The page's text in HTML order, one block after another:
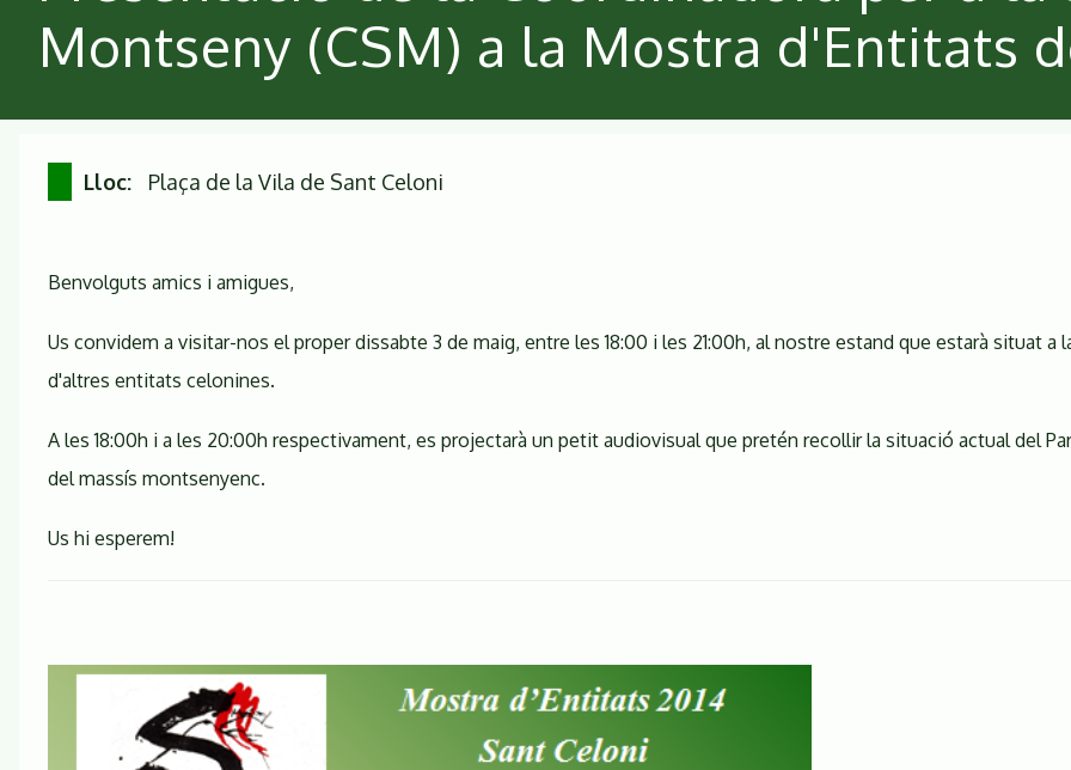
Montseny (CSM) a la Mostra d'Entitats
Lloc Plaça de la Vila de Sant Celoni
Benvolguts amics i amigues,
Us convidem a visitar-nos el proper dissabte 3 de maig, entre les 18:00 i les 21:00h, al nostre estand que estarà situat a
d'altres entitats celonines.
A les 18:00h i a les 20:00h respectivament, es projectarà un petit audiovisual que pretén recollir la situació actual del
del massís montsenyenc.
Us hi esperem!